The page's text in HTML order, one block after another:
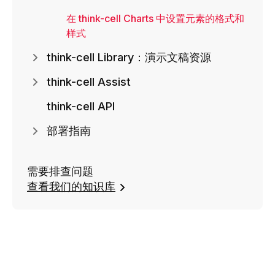
在 think-cell Charts 中设置元素的格式和
样式
think-cell Library：演示文稿资源
think-cell Assist
think-cell API
部署指南
需要排查问题
查看我们的知识库